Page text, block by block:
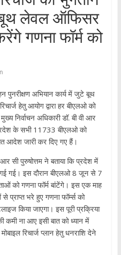
बूथ लेवल ऑफिसर
गणना फॉर्म को
पुनरीक्षण अभियान कार्य में जुटे बूथ
हेतु आयोग द्वारा हर बीएलओ को
निर्वाचन अधिकारी डॉ. बी वी आर
के सभी 11733 बीएलओ को
आदेश जारी कर दिए गए हैं।
आर सी पुरुषोत्तम ने बताया कि प्रदेश में
गई। इस दौरान बीएलओ 8 जून से 7
को गणना फॉर्म बांटेंगे। इस एक माह
प्राप्त भरे हुए गणना फॉर्म्स को
किया जाएगा। इस पूरी प्रक्रिया
कमी ना आए इसी बात को ध्यान में
रिचार्ज प्लान हेतु धनराशि देने